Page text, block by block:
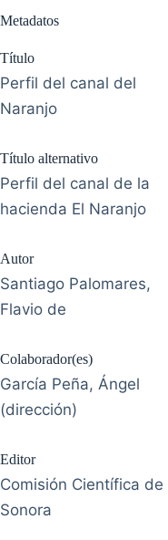
Metadatos
Título
Perfil del canal del
Naranjo
Título alternativo
Perfil del canal de la
hacienda El Naranjo
Autor
Santiago Palomares,
Flavio de
Colaborador(es)
García Peña, Ángel
(dirección)
Editor
Comisión Científica de
Sonora